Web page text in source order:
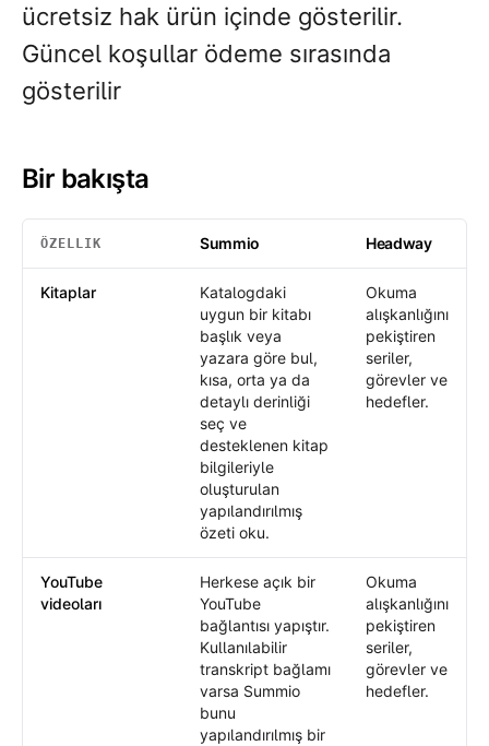
ücretsiz hak ürün içinde gösterilir.
Güncel koşullar ödeme sırasında
gösterilir
Bir bakışta
ÖZELLIK Summio Headway
Kitaplar
Katalogdaki
uygun bir kitabı
başlık veya
yazara göre bul,
kısa, orta ya da
detaylı derinliği
seç ve
desteklenen kitap
bilgileriyle
oluşturulan
yapılandırılmış
özeti oku.
Okuma
alışkanlığını
pekiştiren
seriler,
görevler ve
hedefler.
YouTube
videoları
Herkese açık bir
YouTube
bağlantısı yapıştır.
Kullanılabilir
transkript bağlamı
varsa Summio
bunu
yapılandırılmış bir
Okuma
alışkanlığını
pekiştiren
seriler,
görevler ve
hedefler.